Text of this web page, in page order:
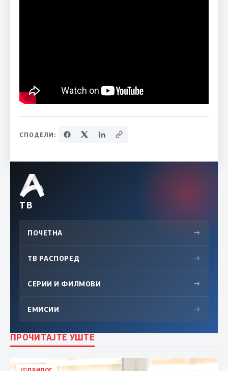
СПОДЕЛИ:
ТВ
ПОЧЕТНА →
ТВ РАСПОРЕД →
СЕРИИ И ФИЛМОВИ →
ЕМИСИИ →
ПРОЧИТАЈТЕ УШТЕ